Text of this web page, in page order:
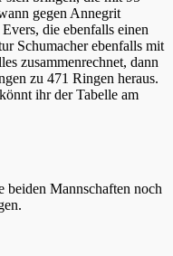
gegen Annegrit
die ebenfalls einen
Schumacher ebenfalls mit
zusammenrechnet, dann
zu 471 Ringen heraus.
ihr der Tabelle am
beiden Mannschaften noch